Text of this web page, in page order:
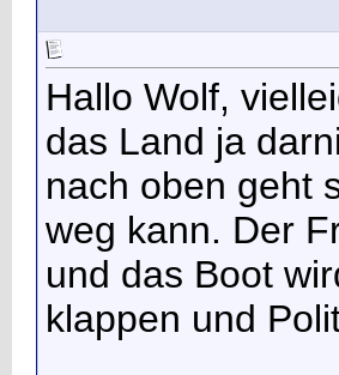
Hallo Wolf,
das Land ja
nach oben geht
weg kann. Der
und das Boot
klappen und